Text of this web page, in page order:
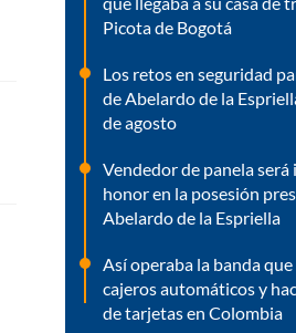
Picota de Bogotá
Los retos en seguridad
de Abelardo de la
de agosto
Vendedor de panela
honor en la posesión
Abelardo de la Espriella
Así operaba la banda
cajeros automáticos y
de tarjetas en Colombia